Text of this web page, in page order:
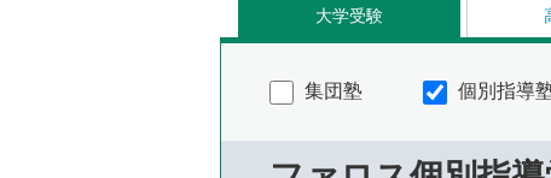
大学受験
集団塾 個別指導